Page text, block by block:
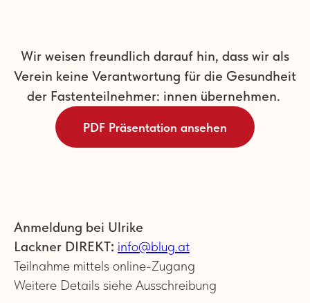
Wir weisen freundlich darauf hin, dass wir als
Verein keine Verantwortung für die Gesundheit
der Fastenteilnehmer: innen übernehmen.
PDF Präsentation ansehen
Anmeldung bei Ulrike
Lackner DIREKT: info@blug.at
Teilnahme mittels online-Zugang
Weitere Details siehe Ausschreibung